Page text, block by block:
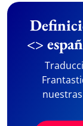
<>
nuestras